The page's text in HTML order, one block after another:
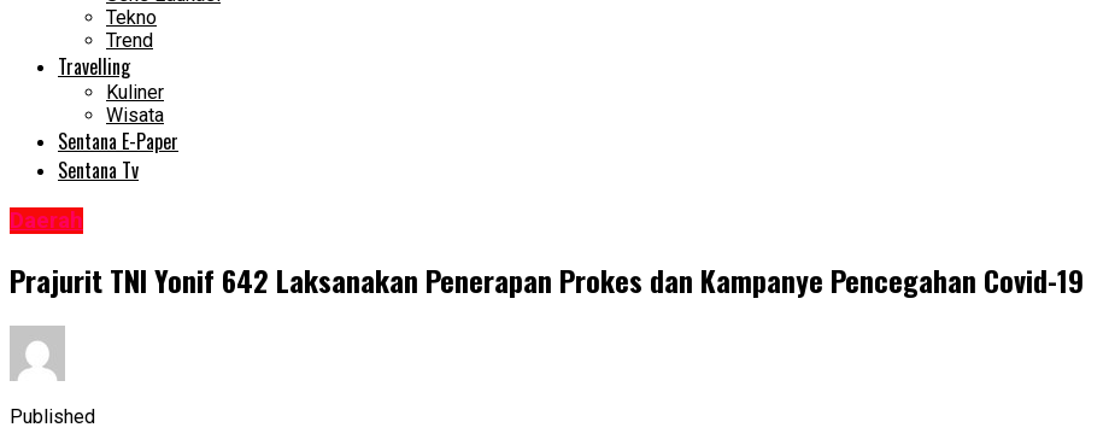
Tekno
Trend
Travelling
Kuliner
Wisata
Sentana E-Paper
Sentana Tv
Daerah
Prajurit TNI Yonif 642 Laksanakan Penerapan Prokes dan Kampanye Pencegahan Covid-19
Published